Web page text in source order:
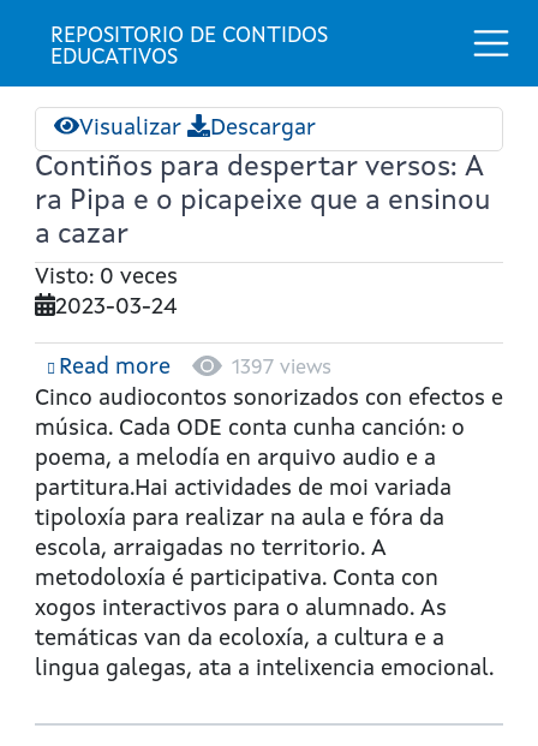
REPOSITORIO DE CONTIDOS
EDUCATIVOS
Visualizar Descargar
Contiños para despertar versos: A
ra Pipa e o picapeixe que a ensinou
a cazar
Visto: 0 veces
2023-03-24
Read moreabout
Contiños
para
despertar
versos:
A
ra
Pipa
e
o
picapeixe
a
1397 views
Cinco audiocontos sonorizados con efectos e
música. Cada ODE conta cunha canción: o
poema, a melodía en arquivo audio e a
partitura.Hai actividades de moi variada
tipoloxía para realizar na aula e fóra da
escola, arraigadas no territorio. A
metodoloxía é participativa. Conta con
xogos interactivos para o alumnado. As
temáticas van da ecoloxía, a cultura e a
lingua galegas, ata a intelixencia emocional.